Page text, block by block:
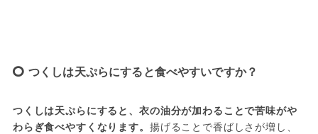
つくしは天ぷらにすると食べやすいですか？
つくしは天ぷらにすると、衣の油分が加わることで苦味がや
わらぎ食べやすくなります。 揚げることで香ばしさが増し、